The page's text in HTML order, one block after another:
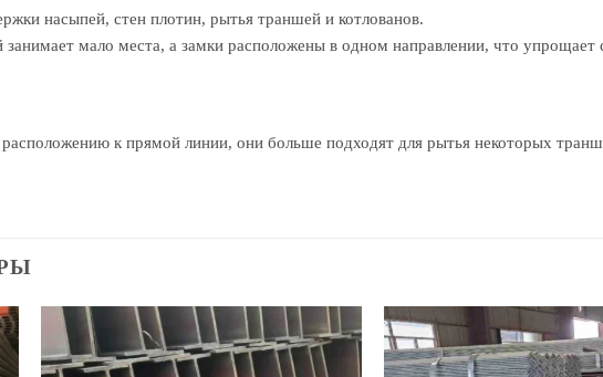
насыпей, стен плотин, рытья траншей и котлованов.
занимает мало места, а замки расположены в одном направлении, что упрощает
к прямой линии, они больше подходят для рытья некоторых